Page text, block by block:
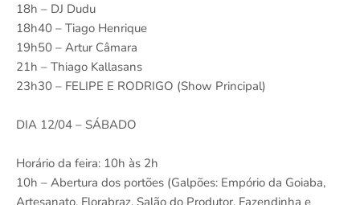
18h – DJ Dudu
18h40 – Tiago Henrique
19h50 – Artur Câmara
21h – Thiago Kallasans
23h30 – FELIPE E RODRIGO (Show Principal)
DIA 12/04 – SÁBADO
Horário da feira: 10h às 2h
10h – Abertura dos portões (Galpões: Empório da Goiaba,